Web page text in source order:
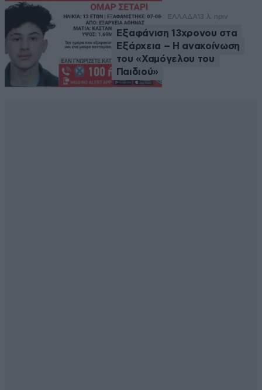
ΕΛΛΑΔΑ 13 λ. πριν
Εξαφάνιση 13χρονου στα
Εξάρχεια – Η ανακοίνωση
του «Χαμόγελου του
Παιδιού»